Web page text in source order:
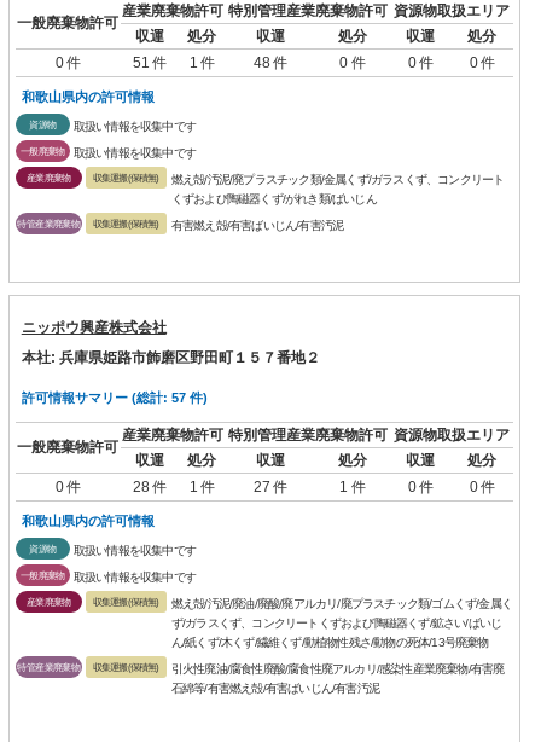
一般廃棄物許可
産業廃棄物許可 特別管理産業廃棄物許可 資源物取扱エリア
収運
処分 収運 処分 収運
処分
0 件
51 件 1 件 48 件 0 件 0 件 0 件
和歌山県内の許可情報
資源物 取扱い情報を収集中です
一般廃棄物 取扱い情報を収集中です
産業廃棄物 収集運搬(保積無)
燃え殻/汚泥/廃プラスチック類/金属くず/ガラスくず、コンクリート
くずおよび陶磁器くず/がれき類/ばいじん
特管産業廃棄物 収集運搬(保積無) 有害燃え殻/有害ばいじん/有害汚泥
ニッポウ興産株式会社
本社: 兵庫県姫路市飾磨区野田町１５７番地２
許可情報サマリー (総計: 57 件)
一般廃棄物許可
産業廃棄物許可 特別管理産業廃棄物許可 資源物取扱エリア
収運
処分 収運 処分 収運
処分
0 件
28 件 1 件 27 件 1 件 0 件 0 件
和歌山県内の許可情報
資源物 取扱い情報を収集中です
一般廃棄物 取扱い情報を収集中です
産業廃棄物 収集運搬(保積無)
燃え殻/汚泥/廃油/廃酸/廃アルカリ/廃プラスチック類/ゴムくず/金属く
ず/ガラスくず、コンクリートくずおよび陶磁器くず/鉱さい/ばいじ
ん/紙くず/木くず/繊維くず/動植物性残さ/動物の死体/13号廃棄物
特管産業廃棄物 収集運搬(保積無)
引火性廃油/腐食性廃酸/腐食性廃アルカリ/感染性産業廃棄物/有害廃
石綿等/有害燃え殻/有害ばいじん/有害汚泥